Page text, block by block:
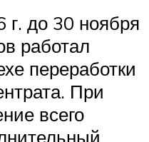
г. до 30 ноября
работал
переработки
При
всего